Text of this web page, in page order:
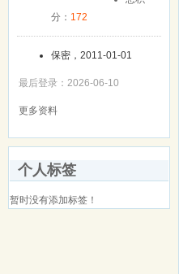
分： 172
保密，2011-01-01
最后登录：2026-06-10
更多资料
个人标签
暂时没有添加标签！